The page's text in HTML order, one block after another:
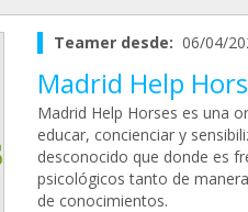
Teamer desde: 06/04/
Madrid Help
Madrid Help Horses es una
educar, concienciar y
desconocido que donde es
psicológicos tanto de
de conocimientos.